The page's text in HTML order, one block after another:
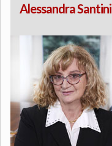
Alessandra Santini